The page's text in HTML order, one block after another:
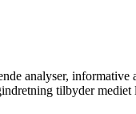
analyser,
tilbyder